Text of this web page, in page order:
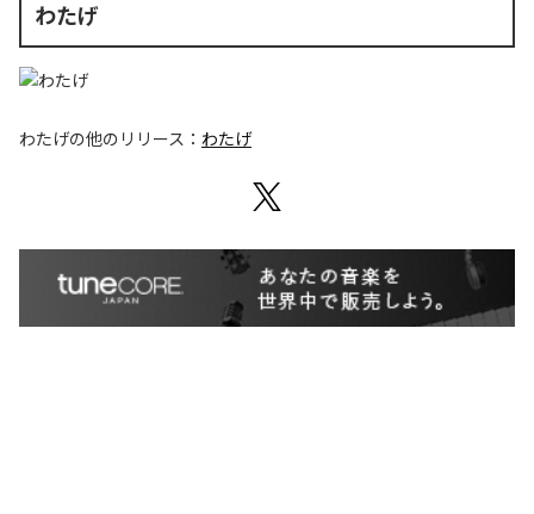
わたげ
わたげの他のリリース： わたげ